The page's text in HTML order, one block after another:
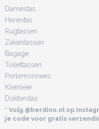
Damestas
Herentas
Rugtassen
Zakentassen
Bagage
Toilettassen
Portemonnees
Kleinleer
Dokterstas
* Volg @berdino.nl op
je code voor gratis